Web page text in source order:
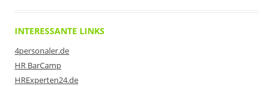
INTERESSANTE LINKS
4personaler.de
HR BarCamp
HRExperten24.de